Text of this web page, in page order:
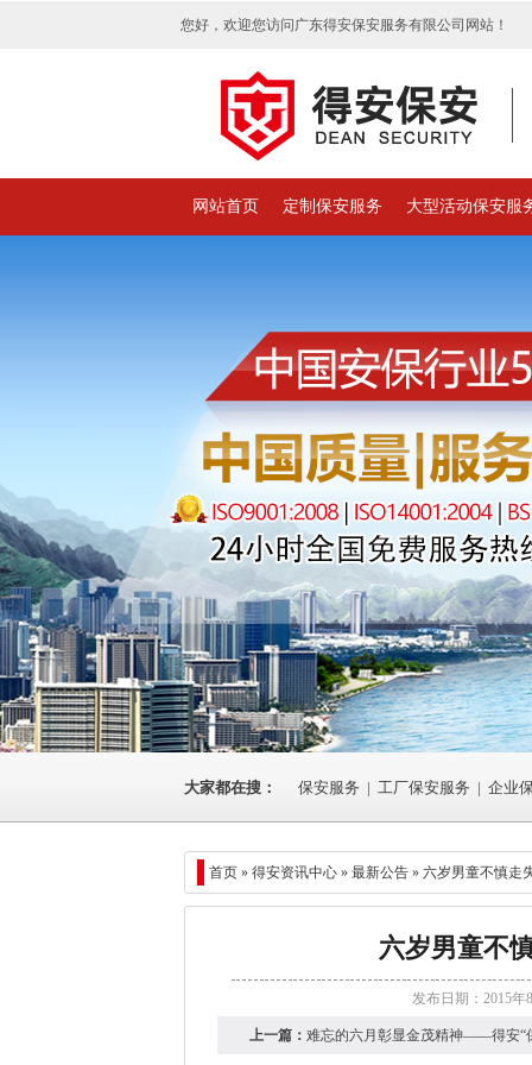
您好，欢迎您访问广东得安保安服务有限公司网站！
网站首页 定制保安服务 大型活动保安服
大家都在搜： 保安服务 | 工厂保安服务 | 企业
首页 » 得安资讯中心» 最新公告» 六岁男童不慎走
六岁男童不
发布日期：2015年
上一篇：难忘的六月彰显金茂精神——得安“